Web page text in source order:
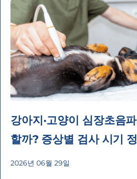
강아지·고양이 심장초음
할까? 증상별 검사 시기
2026년 06월 29일